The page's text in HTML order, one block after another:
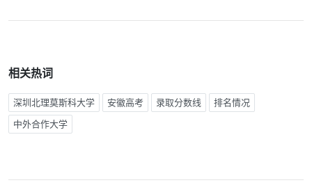
相关热词
深圳北理莫斯科大学 安徽高考 录取分数线 排名情况
中外合作大学